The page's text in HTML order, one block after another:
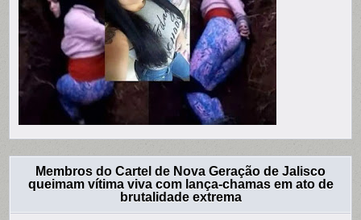
Membros do Cartel de Nova Geração de Jalisco
queimam vítima viva com lança-chamas em ato de
brutalidade extrema